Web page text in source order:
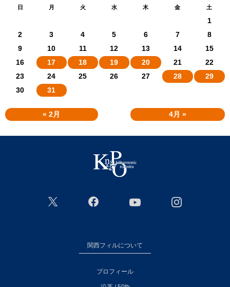
日 月 火 水 木 金 土
« 2月 4月 »
1
2
3 4 5 6 7
8
9
10 11 12 13 14
15
16
17 18 19 20 21
22
23
24 25 26 27 28
29
30
31
関西フィルについて
プロフィール